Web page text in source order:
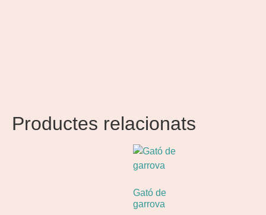
Productes relacionats
Gató de
garrova